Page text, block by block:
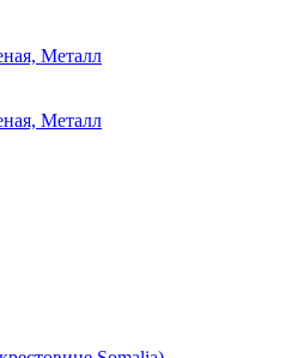
Металл
Металл